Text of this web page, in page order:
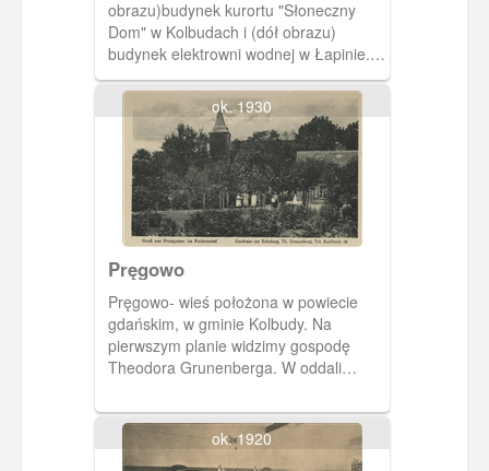
obrazu)budynek kurortu "Słoneczny
Dom" w Kolbudach i (dół obrazu)
budynek elektrowni wodnej w Łapinie.
Obydwie miejscowości znajdują się w
powiecie gdańskim w gminie Kolbudy.
ok. 1930
Pręgowo
Pręgowo- wieś położona w powiecie
gdańskim, w gminie Kolbudy. Na
pierwszym planie widzimy gospodę
Theodora Grunenberga. W oddali
(wieża z 1739 roku), pw. Bożego Ciała.
ok. 1920